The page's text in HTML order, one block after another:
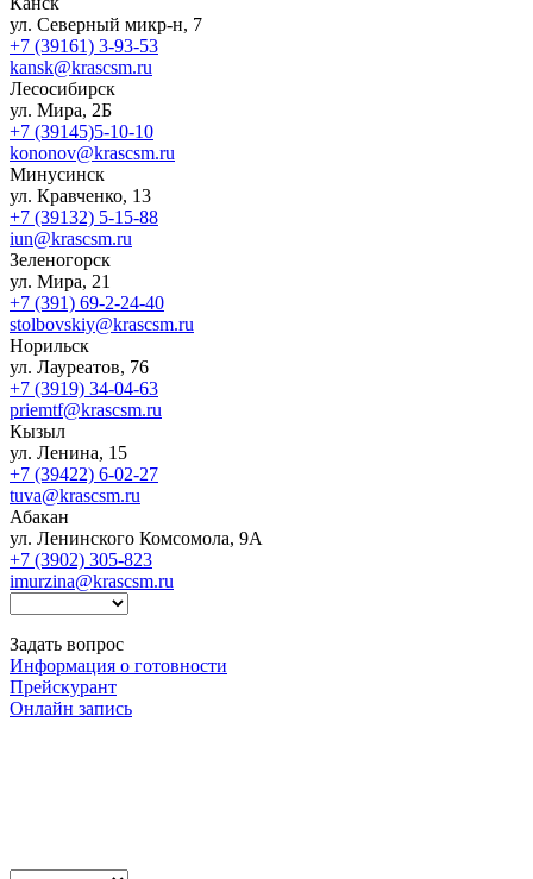
ул. Северный микр-н, 7
+7 (39161) 3-93-53
kansk@krascsm.ru
Лесосибирск
ул. Мира, 2Б
+7 (39145)5-10-10
kononov@krascsm.ru
Минусинск
ул. Кравченко, 13
+7 (39132) 5-15-88
iun@krascsm.ru
Зеленогорск
ул. Мира, 21
+7 (391) 69-2-24-40
stolbovskiy@krascsm.ru
Норильск
ул. Лауреатов, 76
+7 (3919) 34-04-63
priemtf@krascsm.ru
Кызыл
ул. Ленина, 15
+7 (39422) 6-02-27
tuva@krascsm.ru
Абакан
ул. Ленинского Комсомола, 9А
+7 (3902) 305-823
imurzina@krascsm.ru
Задать вопрос
Информация о готовности
Прейскурант
Онлайн запись